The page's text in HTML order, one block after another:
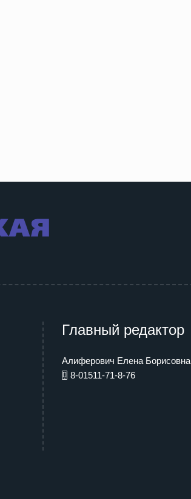
Главный редактор
Алиферович Елена Борисовна
8-01511-71-8-76